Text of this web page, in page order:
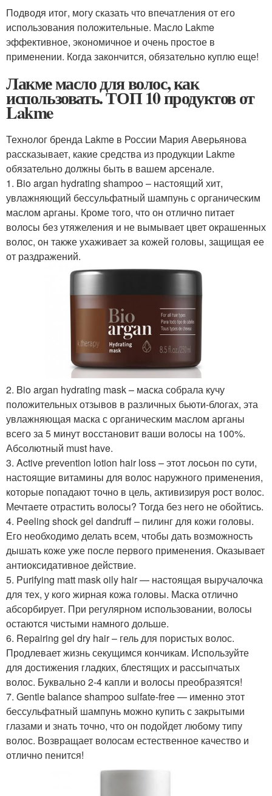
Подводя итог, могу сказать что впечатления от его
использования положительные. Масло Lakme
эффективное, экономичное и очень простое в
применении. Когда закончится, обязательно куплю еще!
Лакме масло для волос, как
использовать. ТОП 10 продуктов от
Lakme
Технолог бренда Lakme в России Мария Аверьянова
рассказывает, какие средства из продукции Lakme
обязательно должны быть в вашем арсенале.
1. Bio argan hydrating shampoo – настоящий хит,
увлажняющий бессульфатный шампунь с органическим
маслом арганы. Кроме того, что он отлично питает
волосы без утяжеления и не вымывает цвет окрашенных
волос, он также ухаживает за кожей головы, защищая ее
от раздражений.
2. Bio argan hydrating mask – маска собрала кучу
положительных отзывов в различных бьюти-блогах, эта
увлажняющая маска с органическим маслом арганы
всего за 5 минут восстановит ваши волосы на 100%.
Абсолютный must have.
3. Active prevention lotion hair loss – этот лосьон по сути,
настоящие витамины для волос наружного применения,
которые попадают точно в цель, активизируя рост волос.
Мечтаете отрастить волосы? Тогда без него не обойтись.
4. Peeling shock gel dandruff – пилинг для кожи головы.
Его необходимо делать всем, чтобы дать возможность
дышать коже уже после первого применения. Оказывает
антиоксидативное действие.
5. Purifying matt mask oily hair — настоящая выручалочка
для тех, у кого жирная кожа головы. Маска отлично
абсорбирует. При регулярном использовании, волосы
остаются чистыми намного дольше.
6. Repairing gel dry hair – гель для пористых волос.
Продлевает жизнь секущимся кончикам. Используйте
для достижения гладких, блестящих и рассыпчатых
волос. Буквально 2-4 капли и волосы преобразятся!
7. Gentle balance shampoo sulfate-free — именно этот
бессульфатный шампунь можно купить с закрытыми
глазами и знать точно, что он подойдет любому типу
волос. Возвращает волосам естественное качество и
отлично пенится!